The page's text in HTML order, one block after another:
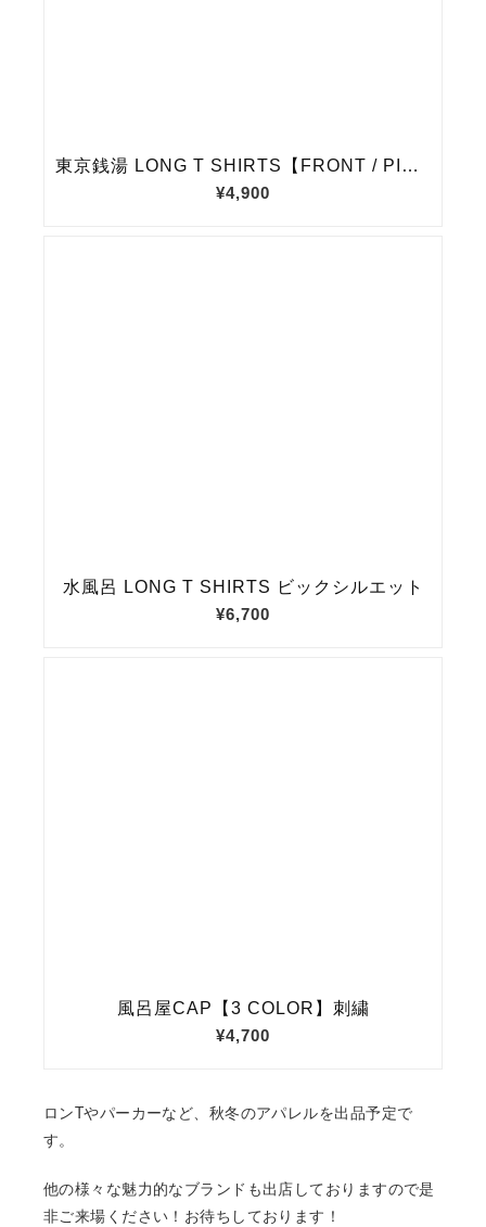
ロンTやパーカーなど、秋冬のアパレルを出品予定で
す。
他の様々な魅力的なブランドも出店しておりますので是
非ご来場ください！お待ちしております！